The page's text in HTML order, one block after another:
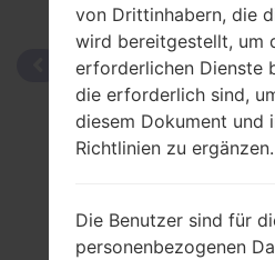
von Drittinhabern, die
wird bereitgestellt, um
erforderlichen Dienste
die erforderlich sind,
diesem Dokument und
Richtlinien zu ergänzen.
Die Benutzer sind für
personenbezogenen